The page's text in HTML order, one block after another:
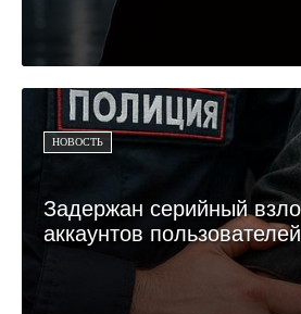
НОВОСТЬ
Задержан серийный
аккаунтов